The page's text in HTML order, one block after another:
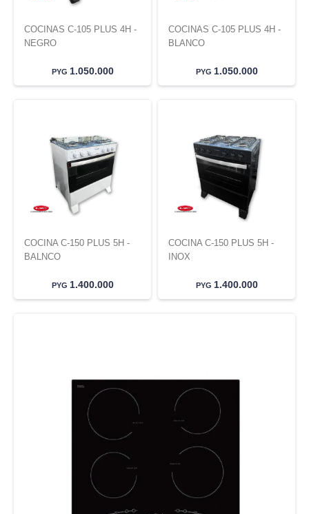
COCINAS C-105 PLUS 4H -
NEGRO
PYG 1.050.000
COCINAS C-105 PLUS 4H -
BLANCO
PYG 1.050.000
COCINA C-150 PLUS 5H -
BALNCO
PYG 1.400.000
COCINA C-150 PLUS 5H -
INOX
PYG 1.400.000